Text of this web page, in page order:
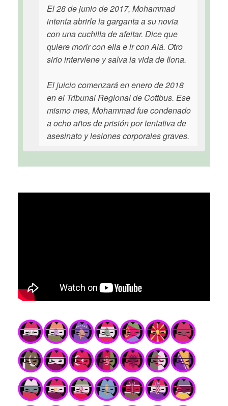
El 28 de junio de 2017, Mohammad
intenta abrirle la garganta a su novia
con una cuchilla de afeitar. Dice que
quiere morir con ella e ir con Alá. Otro
sirio interviene y salva la vida de Ilona.
El juicio comenzará en enero de 2018
en el Tribunal Regional de Cottbus. Ese
mismo mes, Mohammad fue condenado
a ocho años de prisión por tentativa de
asesinato y lesiones corporales graves.